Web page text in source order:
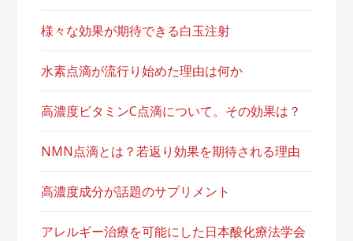
様々な効果が期待できる白玉注射
水素点滴が流行り始めた理由は何か
高濃度ビタミンC点滴について。その効果は？
NMN点滴とは？若返り効果を期待される理由
高濃度成分が話題のサプリメント
アレルギー治療を可能にした日本酸化療法学会